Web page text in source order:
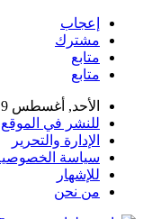
إعجاب
مشترك
متابع
متابع
الأحد, أغسطس 9, 2026
للنشر في الموقع
الإدارة والتحرير
سياسة
للإشهار
من نحن